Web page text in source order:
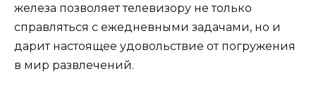
железа позволяет телевизору не только
справляться с ежедневными задачами, но и
дарит настоящее удовольствие от погружения
в мир развлечений.